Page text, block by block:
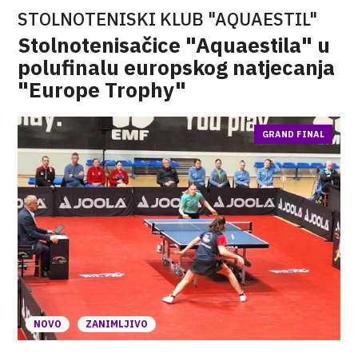
STOLNOTENISKI KLUB "AQUAESTIL"
Stolnotenisačice "Aquaestila" u
polufinalu europskog natjecanja
"Europe Trophy"
NOVO ZANIMLJIVO
GRAND FINAL